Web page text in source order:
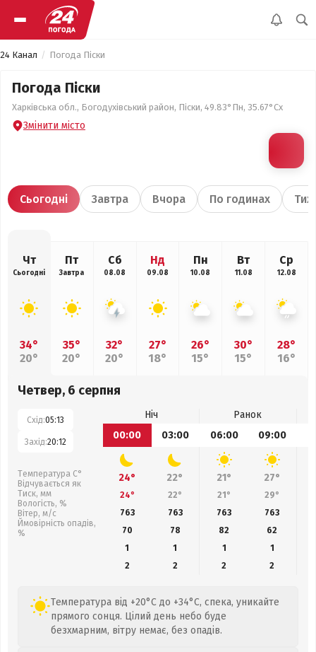
24 Канал Погода Піски
Погода Піски
Харківська обл., Богодухівський район, Піски, 49.83°Пн, 35.67°Сх
Змінити місто
Сьогодні Завтра Вчора По годинах
Чт
Сьогодні
34°
20°
Пт
Завтра
35°
20°
Сб
08.08
32°
20°
Нд
09.08
27°
18°
Пн
10.08
26°
15°
Вт
11.08
30°
15°
Ср
12.08
28°
16°
Четвер, 6 серпня
Схід:05:13
Захід:20:12
Температура С°
Відчувається як
Тиск, мм
Вологість, %
Вітер, м/с
Ймовірність опадів,
%
Ніч
Ранок
00:00
03:00 06:00 09:00
24° 22° 21° 27°
24° 22° 21° 29°
763
763 763 763
70
78 82 62
1
1 1
1
2
2 2 2
Температура від +20°C до +34°C, спека, уникайте
прямого сонця. Цілий день небо буде
безхмарним, вітру немає, без опадів.